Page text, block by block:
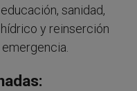
sanidad,
y reinserción